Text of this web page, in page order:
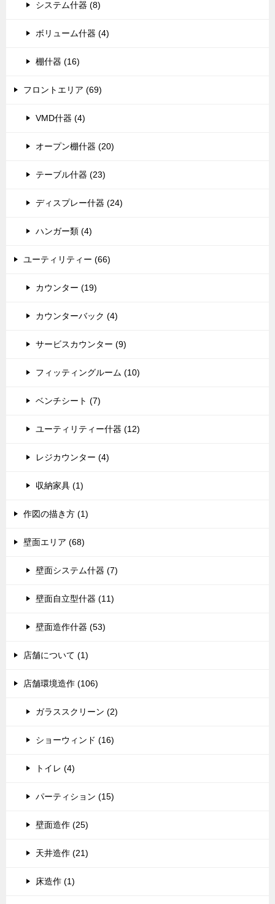
システム什器 (8)
ボリューム什器 (4)
棚什器 (16)
フロントエリア (69)
VMD什器 (4)
オープン棚什器 (20)
テーブル什器 (23)
ディスプレー什器 (24)
ハンガー類 (4)
ユーティリティー (66)
カウンター (19)
カウンターバック (4)
サービスカウンター (9)
フィッティングルーム (10)
ベンチシート (7)
ユーティリティー什器 (12)
レジカウンター (4)
収納家具 (1)
作図の描き方 (1)
壁面エリア (68)
壁面システム什器 (7)
壁面自立型什器 (11)
壁面造作什器 (53)
店舗について (1)
店舗環境造作 (106)
ガラススクリーン (2)
ショーウィンド (16)
トイレ (4)
パーティション (15)
壁面造作 (25)
天井造作 (21)
床造作 (1)